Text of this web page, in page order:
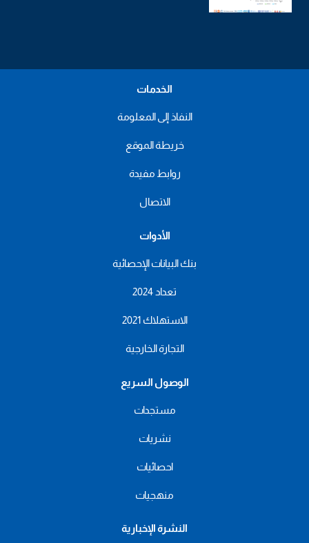
الخدمات
النفاذ إلى المعلومة
خريطة الموقع
روابط مفيدة
الاتصال
الأدوات
بنك البيانات الإحصائية
تعداد 2024
الاستهلاك 2021
التجارة الخارجية
الوصول السريع
مستجدات
نشريات
احصائيات
منهجيات
النشرة الإخبارية